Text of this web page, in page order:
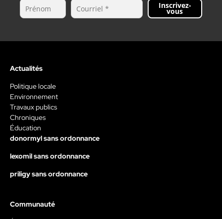
Inscrivez-
vous
Actualités
Politique locale
Environnement
Travaux publics
Chroniques
Éducation
donormyl sans ordonnance
lexomil sans ordonnance
priligy sans ordonnance
Communauté